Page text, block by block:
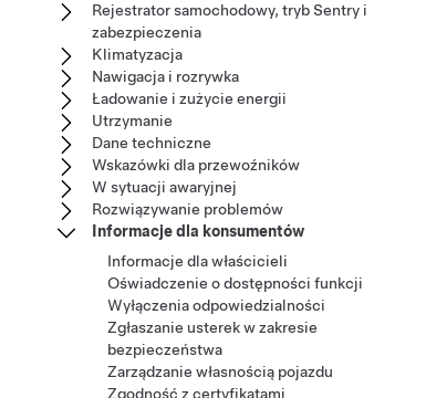
Rejestrator samochodowy, tryb Sentry i
zabezpieczenia
Klimatyzacja
Nawigacja i rozrywka
Ładowanie i zużycie energii
Utrzymanie
Dane techniczne
Wskazówki dla przewoźników
W sytuacji awaryjnej
Rozwiązywanie problemów
Informacje dla konsumentów
Informacje dla właścicieli
Oświadczenie o dostępności funkcji
Wyłączenia odpowiedzialności
Zgłaszanie usterek w zakresie
bezpieczeństwa
Zarządzanie własnością pojazdu
Zgodność z certyfikatami